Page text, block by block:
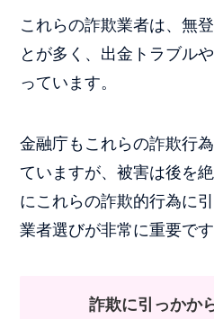
これらの詐欺業者は、無
とが多く、出金トラブル
っています。
金融庁もこれらの詐欺行
ていますが、被害は後を
にこれらの詐欺的行為に
業者選びが非常に重要です
詐欺に引っかか